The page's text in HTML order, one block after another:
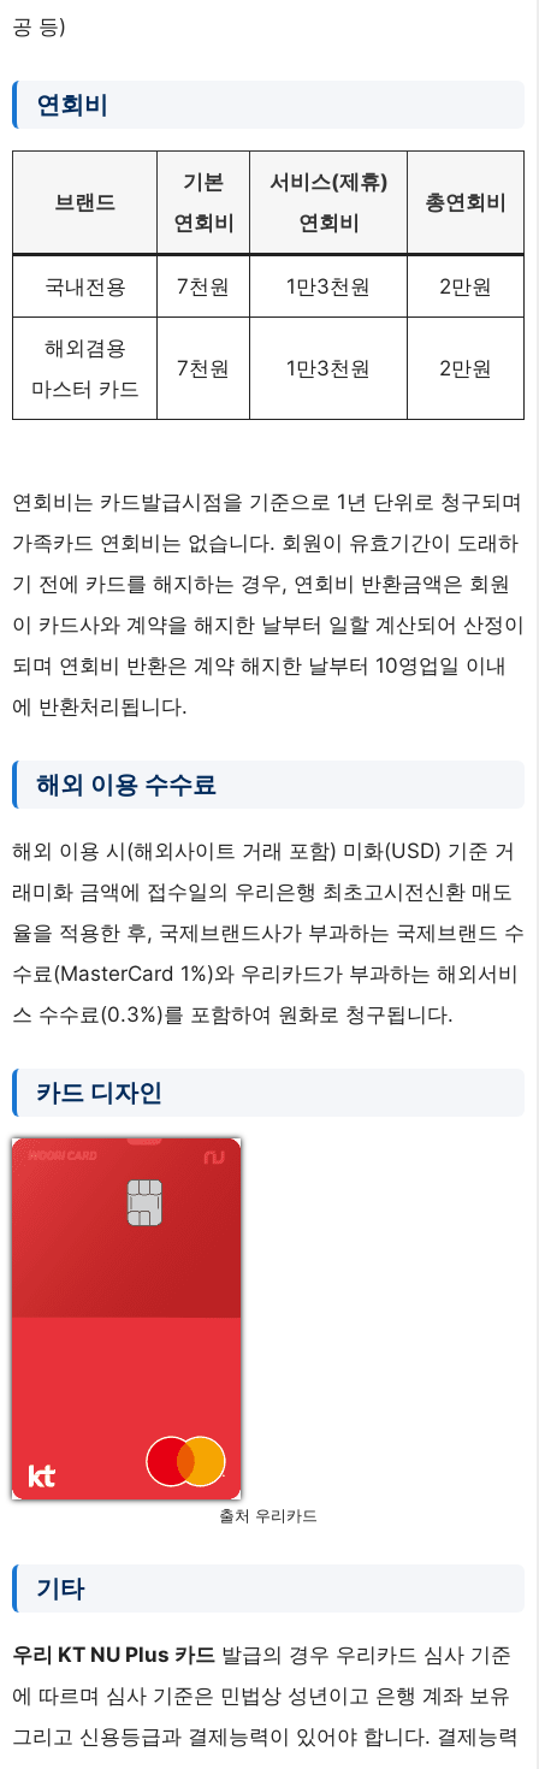
공 등)
연회비
브랜드
기본
연회비
서비스(제휴)
연회비
총연회비
국내전용 7천원 1만3천원 2만원
해외겸용
마스터 카드
7천원 1만3천원 2만원
연회비는 카드발급시점을 기준으로 1년 단위로 청구되며
가족카드 연회비는 없습니다. 회원이 유효기간이 도래하
기 전에 카드를 해지하는 경우, 연회비 반환금액은 회원
이 카드사와 계약을 해지한 날부터 일할 계산되어 산정이
되며 연회비 반환은 계약 해지한 날부터 10영업일 이내
에 반환처리됩니다.
해외 이용 수수료
해외 이용 시(해외사이트 거래 포함) 미화(USD) 기준 거
래미화 금액에 접수일의 우리은행 최초고시전신환 매도
율을 적용한 후, 국제브랜드사가 부과하는 국제브랜드 수
수료(MasterCard 1%)와 우리카드가 부과하는 해외서비
스 수수료(0.3%)를 포함하여 원화로 청구됩니다.
카드 디자인
출처 우리카드
기타
우리 KT NU Plus 카드 발급의 경우 우리카드 심사 기준
에 따르며 심사 기준은 민법상 성년이고 은행 계좌 보유
그리고 신용등급과 결제능력이 있어야 합니다. 결제능력